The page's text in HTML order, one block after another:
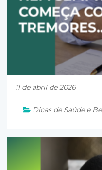
11 de abril de 2026
Dicas de Saúde e